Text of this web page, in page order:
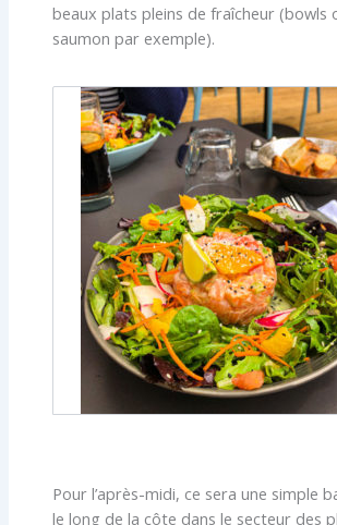
beaux plats pleins de fraîcheur (bowls
saumon par exemple).
Pour l’après-midi, ce sera une simple
le long de la côte dans le secteur des